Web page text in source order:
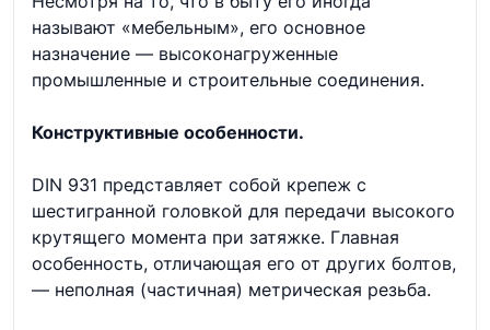
называют «мебельным», его основное
назначение — высоконагруженные
промышленные и строительные соединения.
Конструктивные особенности.
DIN 931 представляет собой крепеж с
шестигранной головкой для передачи высокого
крутящего момента при затяжке. Главная
особенность, отличающая его от других болтов,
— неполная (частичная) метрическая резьба.